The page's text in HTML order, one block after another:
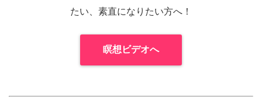
たい、素直になりたい方へ！
瞑想ビデオへ